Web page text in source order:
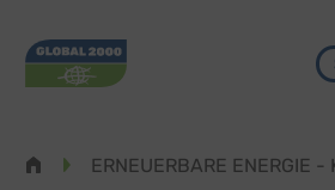
ERNEUERBARE ENERGIE -